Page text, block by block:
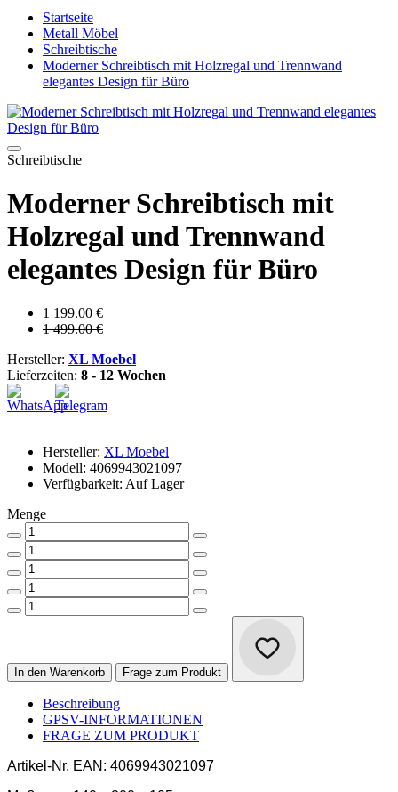
Startseite
Metall Möbel
Schreibtische
Moderner Schreibtisch mit Holzregal und Trennwand
elegantes Design für Büro
Schreibtische
Moderner Schreibtisch mit
Holzregal und Trennwand
elegantes Design für Büro
1 199.00 €
1 499.00 €
Hersteller: XL Moebel
Lieferzeiten: 8 - 12 Wochen
Hersteller: XL Moebel
Modell: 4069943021097
Verfügbarkeit: Auf Lager
Menge
In den Warenkorb Frage zum Produkt
Beschreibung
GPSV-INFORMATIONEN
FRAGE ZUM PRODUKT
Artikel-Nr. EAN: 4069943021097